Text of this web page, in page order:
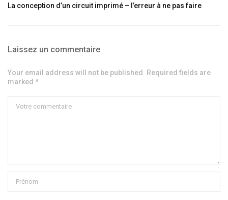
La conception d’un circuit imprimé – l’erreur à ne pas faire
Laissez un commentaire
Your email address will not be published. Required fields are
marked *